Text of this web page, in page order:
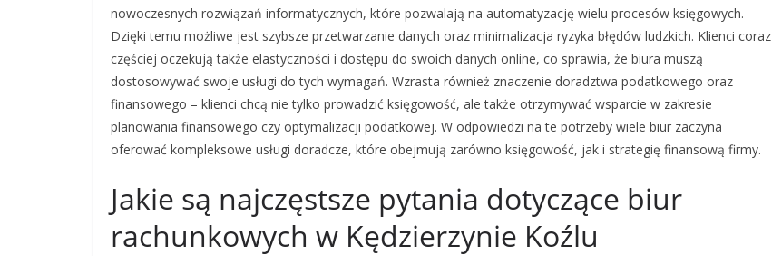
nowoczesnych rozwiązań informatycznych, które pozwalają na automatyzację wielu procesów księgowych.
Dzięki temu możliwe jest szybsze przetwarzanie danych oraz minimalizacja ryzyka błędów ludzkich. Klienci coraz
częściej oczekują także elastyczności i dostępu do swoich danych online, co sprawia, że biura muszą
dostosowywać swoje usługi do tych wymagań. Wzrasta również znaczenie doradztwa podatkowego oraz
finansowego – klienci chcą nie tylko prowadzić księgowość, ale także otrzymywać wsparcie w zakresie
planowania finansowego czy optymalizacji podatkowej. W odpowiedzi na te potrzeby wiele biur zaczyna
oferować kompleksowe usługi doradcze, które obejmują zarówno księgowość, jak i strategię finansową firmy.
Jakie są najczęstsze pytania dotyczące biur
rachunkowych w Kędzierzynie Koźlu